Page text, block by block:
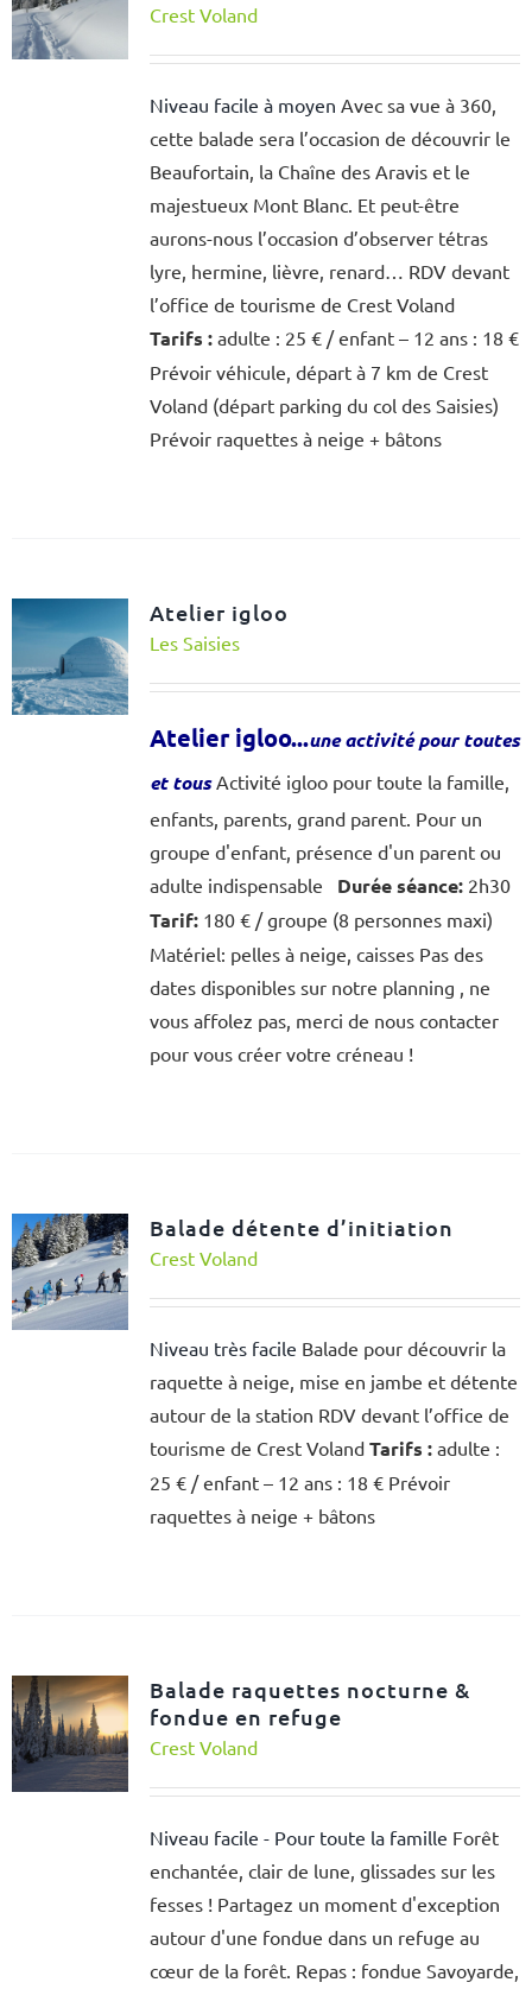
Crest Voland
Niveau facile à moyen Avec sa vue à 360,
cette balade sera l’occasion de découvrir le
Beaufortain, la Chaîne des Aravis et le
majestueux Mont Blanc. Et peut-être
aurons-nous l’occasion d’observer tétras
lyre, hermine, lièvre, renard… RDV devant
l’office de tourisme de Crest Voland
Tarifs :adulte : 25 € / enfant – 12 ans : 18 €
Prévoir véhicule, départ à 7 km de Crest
Voland (départ parking du col des Saisies)
Prévoir raquettes à neige + bâtons
Atelier igloo
Les Saisies
Atelier igloo...une activité pour toutes
et tousActivité igloo pour toute la famille,
enfants, parents, grand parent. Pour un
groupe d'enfant, présence d'un parent ou
adulte indispensable Durée séance:2h30
Tarif:180 € / groupe (8 personnes maxi)
Matériel: pelles à neige, caisses Pas des
dates disponibles sur notre planning , ne
vous affolez pas, merci de nous contacter
pour vous créer votre créneau !
Balade détente d’initiation
Crest Voland
Niveau très facile Balade pour découvrir la
raquette à neige, mise en jambe et détente
autour de la station RDV devant l’office de
tourisme de Crest Voland Tarifs :adulte :
25 € / enfant – 12 ans : 18 € Prévoir
raquettes à neige + bâtons
Balade raquettes nocturne &
fondue en refuge
Crest Voland
Niveau facile - Pour toute la famille Forêt
enchantée, clair de lune, glissades sur les
fesses ! Partagez un moment d'exception
autour d'une fondue dans un refuge au
cœur de la forêt. Repas : fondue Savoyarde,